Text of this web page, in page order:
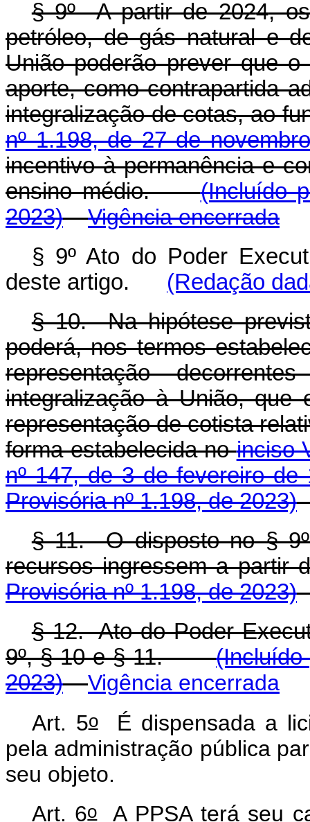
§ 9º A partir de 2024,
petróleo, de gás natural e
União poderão prever que
aporte, como contrapartida
integralização de cotas, ao
nº 1.198, de 27 de
incentivo à permanência e
ensino médio.(Incluído
2023)
Vigência encerrada
§ 9º Ato do Poder
deste artigo. (Redação
§ 10. Na hipótese
poderá, nos termos
representação
integralização à União, que
representação de cotista
forma estabelecida noinciso
nº 147, de 3 de fevereiro de
Provisória nº 1.198, de 2023)
§ 11. O disposto no §
recursos ingressem a
Provisória nº 1.198, de 2023)
§ 12. Ato do Poder
9º, § 10 e § 11.(Incluído
2023)
Vigência encerrada
Art. 5oÉ dispensada a
pela administração pública
seu objeto.
Art. 6oA PPSA terá seu